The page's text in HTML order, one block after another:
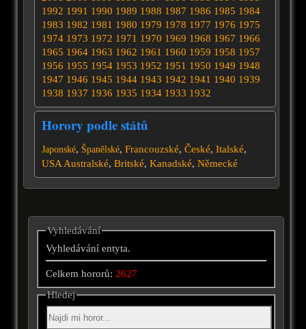
1992 1991 1990 1989 1988 1987 1986 1985 1984
1983 1982 1981 1980 1979 1978 1977 1976 1975
1974 1973 1972 1971 1970 1969 1968 1967 1966
1965 1964 1963 1962 1961 1960 1959 1958 1957
1956 1955 1954 1953 1952 1951 1950 1949 1948
1947 1946 1945 1944 1943 1942 1941 1940 1939
1938 1937 1936 1935 1934 1933 1932
Horory podle států
Japonské, Španělské, Francouzské, České, Italské,
USA Australské, Britské, Kanadské, Německé
Vyhledávání
Vyhledávání entyta.
Celkem hororů: 2627
Hledej